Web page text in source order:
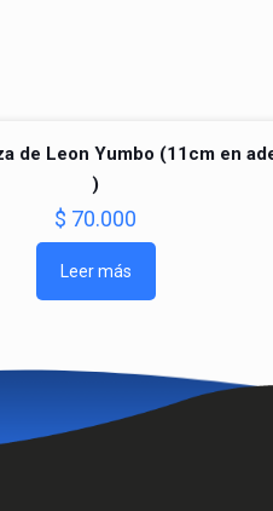
de Leon Yumbo (11cm en
)
$ 70.000
Leer más